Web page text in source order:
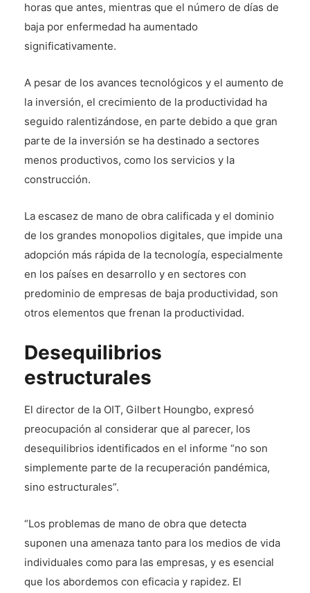
horas que antes, mientras que el número de días de
baja por enfermedad ha aumentado
significativamente.
A pesar de los avances tecnológicos y el aumento de
la inversión, el crecimiento de la productividad ha
seguido ralentizándose, en parte debido a que gran
parte de la inversión se ha destinado a sectores
menos productivos, como los servicios y la
construcción.
La escasez de mano de obra calificada y el dominio
de los grandes monopolios digitales, que impide una
adopción más rápida de la tecnología, especialmente
en los países en desarrollo y en sectores con
predominio de empresas de baja productividad, son
otros elementos que frenan la productividad.
Desequilibrios
estructurales
El director de la OIT, Gilbert Houngbo, expresó
preocupación al considerar que al parecer, los
desequilibrios identificados en el informe “no son
simplemente parte de la recuperación pandémica,
sino estructurales”.
“Los problemas de mano de obra que detecta
suponen una amenaza tanto para los medios de vida
individuales como para las empresas, y es esencial
que los abordemos con eficacia y rapidez. El